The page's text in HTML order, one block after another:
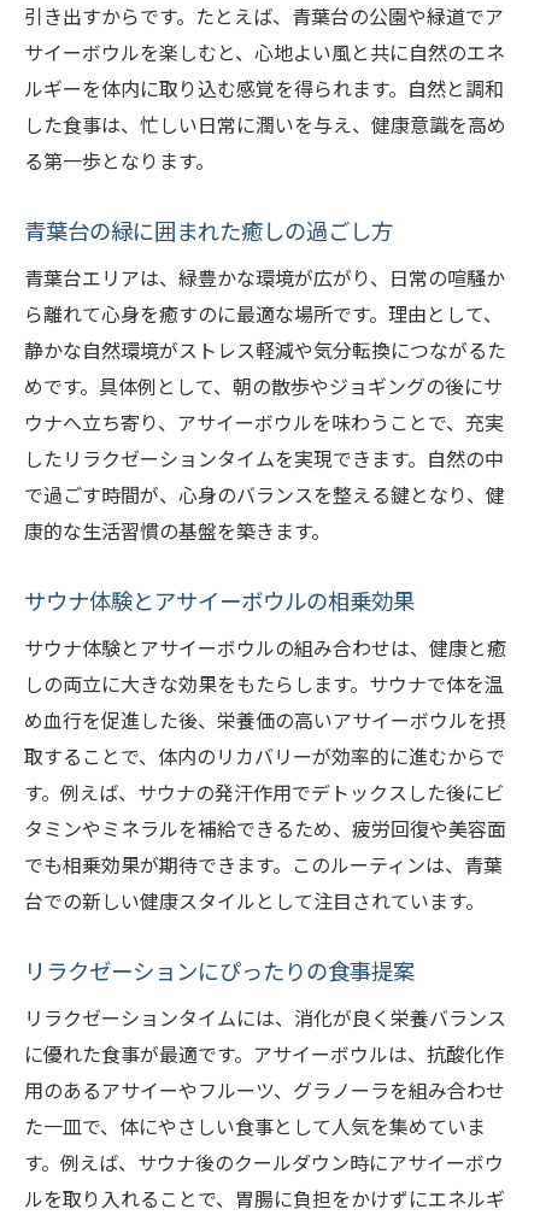
引き出すからです。たとえば、青葉台の公園や緑道でア
サイーボウルを楽しむと、心地よい風と共に自然のエネ
ルギーを体内に取り込む感覚を得られます。自然と調和
した食事は、忙しい日常に潤いを与え、健康意識を高め
る第一歩となります。
青葉台の緑に囲まれた癒しの過ごし方
青葉台エリアは、緑豊かな環境が広がり、日常の喧騒か
ら離れて心身を癒すのに最適な場所です。理由として、
静かな自然環境がストレス軽減や気分転換につながるた
めです。具体例として、朝の散歩やジョギングの後にサ
ウナへ立ち寄り、アサイーボウルを味わうことで、充実
したリラクゼーションタイムを実現できます。自然の中
で過ごす時間が、心身のバランスを整える鍵となり、健
康的な生活習慣の基盤を築きます。
サウナ体験とアサイーボウルの相乗効果
サウナ体験とアサイーボウルの組み合わせは、健康と癒
しの両立に大きな効果をもたらします。サウナで体を温
め血行を促進した後、栄養価の高いアサイーボウルを摂
取することで、体内のリカバリーが効率的に進むからで
す。例えば、サウナの発汗作用でデトックスした後にビ
タミンやミネラルを補給できるため、疲労回復や美容面
でも相乗効果が期待できます。このルーティンは、青葉
台での新しい健康スタイルとして注目されています。
リラクゼーションにぴったりの食事提案
リラクゼーションタイムには、消化が良く栄養バランス
に優れた食事が最適です。アサイーボウルは、抗酸化作
用のあるアサイーやフルーツ、グラノーラを組み合わせ
た一皿で、体にやさしい食事として人気を集めていま
す。例えば、サウナ後のクールダウン時にアサイーボウ
ルを取り入れることで、胃腸に負担をかけずにエネルギ